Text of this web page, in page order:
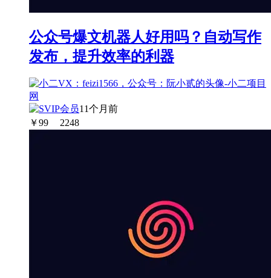
公众号爆文机器人好用吗？自动写作
发布，提升效率的利器
11个月前
￥99 2248